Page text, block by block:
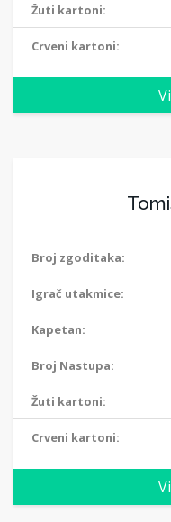
Žuti kartoni:
Crveni kartoni:
Broj zgoditaka:
Igrač utakmice:
Kapetan:
Broj Nastupa:
Žuti kartoni:
Crveni kartoni: